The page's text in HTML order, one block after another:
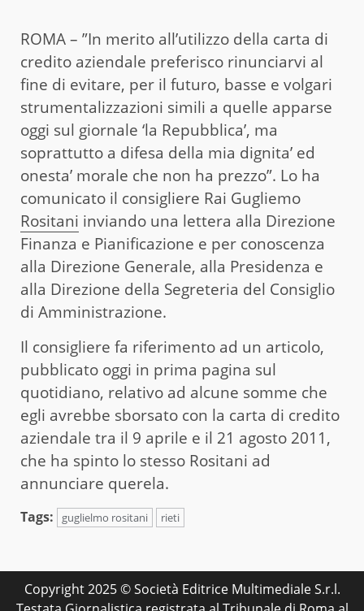
ROMA – ”In merito all’utilizzo della carta di
credito aziendale preferisco rinunciarvi al
fine di evitare, per il futuro, basse e volgari
strumentalizzazioni simili a quelle apparse
oggi sul giornale ‘la Repubblica’, ma
soprattutto a difesa della mia dignita’ ed
onesta’ morale che non ha prezzo”. Lo ha
comunicato il consigliere Rai Gugliemo
Rositani inviando una lettera alla Direzione
Finanza e Pianificazione e per conoscenza
alla Direzione Generale, alla Presidenza e
alla Direzione della Segreteria del Consiglio
di Amministrazione.
Il consigliere fa riferimento ad un articolo,
pubblicato oggi in prima pagina sul
quotidiano, relativo ad alcune somme che
egli avrebbe sborsato con la carta di credito
aziendale tra il 9 aprile e il 21 agosto 2011,
che ha spinto lo stesso Rositani ad
annunciare querela.
Tags: guglielmo rositani rieti
Copyright 2025 © Società Editrice Multimediale S.r.l.